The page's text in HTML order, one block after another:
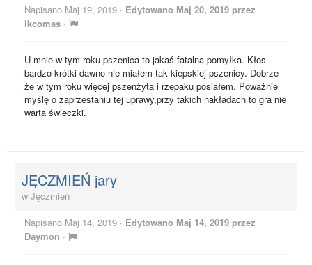
Napisano Maj 19, 2019 · Edytowano Maj 20, 2019 przez
ikcomas ·
U mnie w tym roku pszenica to jakaś fatalna pomyłka. Kłos
bardzo krótki dawno nie miałem tak kiepskiej pszenicy. Dobrze
że w tym roku więcej pszenżyta i rzepaku posiałem. Poważnie
myślę o zaprzestaniu tej uprawy,przy takich nakładach to gra nie
warta świeczki.
JĘCZMIEŃ jary
w Jęczmień
Napisano Maj 14, 2019 · Edytowano Maj 14, 2019 przez
Daymon ·